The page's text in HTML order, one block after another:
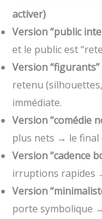
activer)
Version “public
et le public est
Version “figurants”
retenu
immédiate.
Version “comédie
plus nets → le final
Version “cadence
irruptions rapides
Version
porte symbolique